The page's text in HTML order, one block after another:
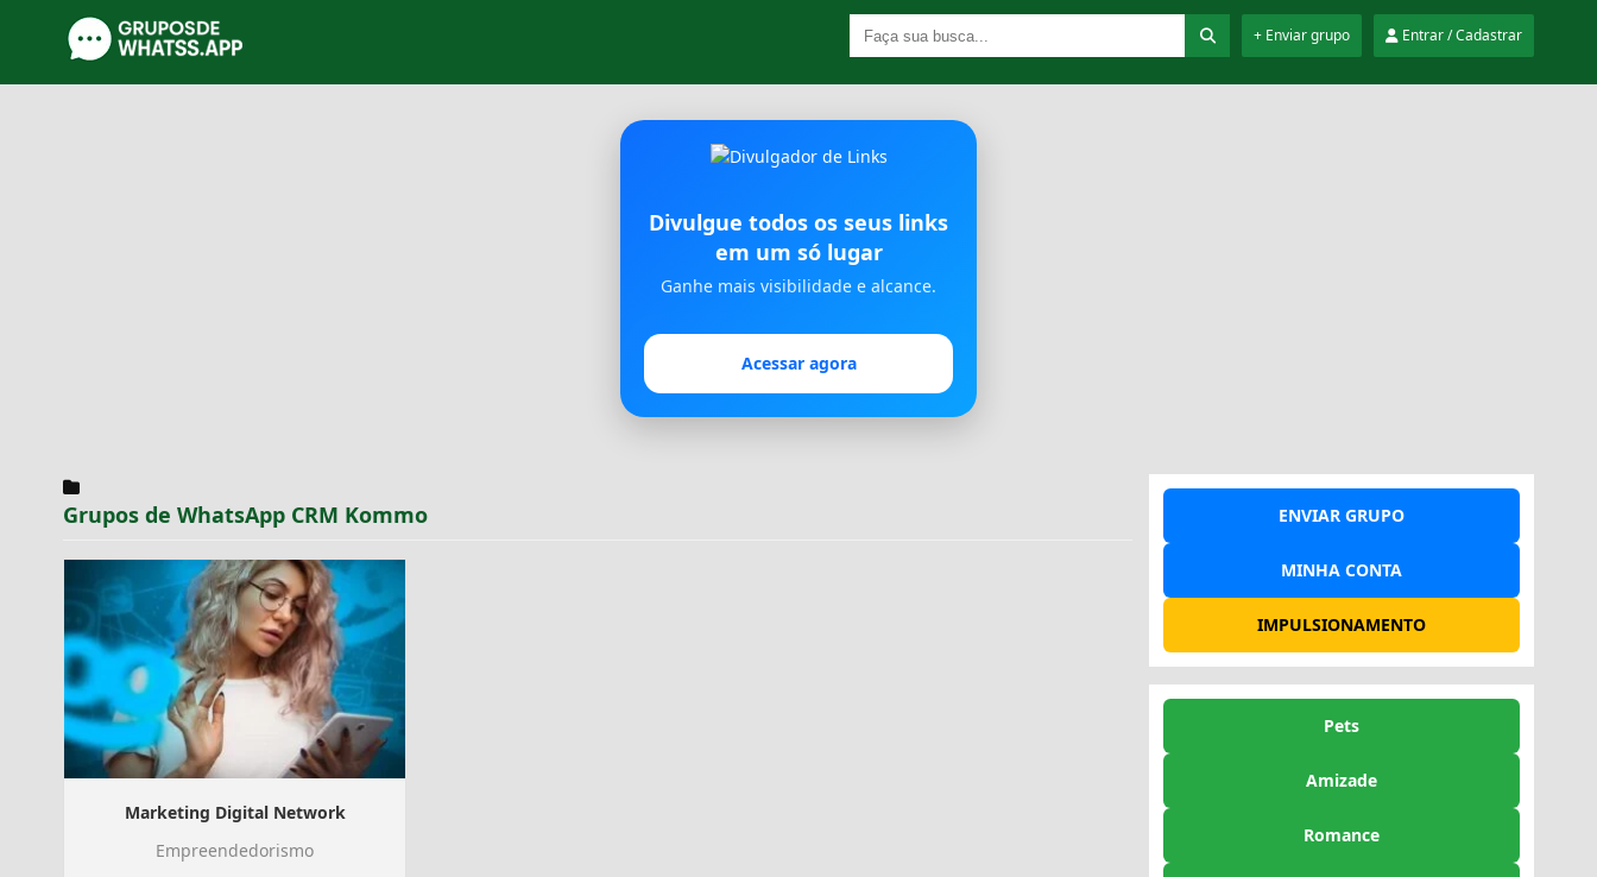
Entrar / Cadastrar
+ Enviar grupo
Divulgue todos os seus links
em um só lugar
Ganhe mais visibilidade e alcance.
Acessar agora
Grupos de WhatsApp CRM Kommo
Marketing Digital Network
Empreendedorismo
ENVIAR GRUPO
MINHA CONTA
IMPULSIONAMENTO
Pets
Amizade
Romance